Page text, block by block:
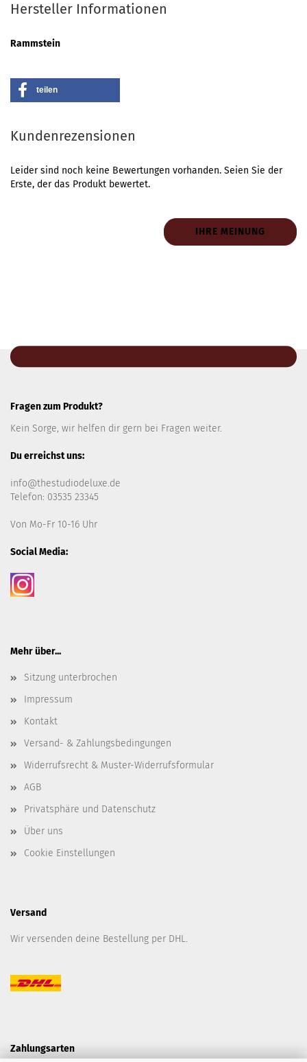
Hersteller Informationen
Rammstein
teilen
Kundenrezensionen
Leider sind noch keine Bewertungen vorhanden. Seien Sie der
Erste, der das Produkt bewertet.
IHRE MEINUNG
Fragen zum Produkt?
Kein Sorge, wir helfen dir gern bei Fragen weiter.
Du erreichst uns:
info@thestudiodeluxe.de
Telefon: 03535 23345
Von Mo-Fr 10-16 Uhr
Social Media:
Mehr über...
Sitzung unterbrochen
Impressum
Kontakt
Versand- & Zahlungsbedingungen
Widerrufsrecht & Muster-Widerrufsformular
AGB
Privatsphäre und Datenschutz
Über uns
Cookie Einstellungen
Versand
Wir versenden deine Bestellung per DHL.
Zahlungsarten